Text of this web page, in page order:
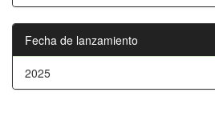
Fecha de lanzamiento
2025